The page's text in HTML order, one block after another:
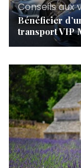
Conseils aux
Bénéficier
transport VIP